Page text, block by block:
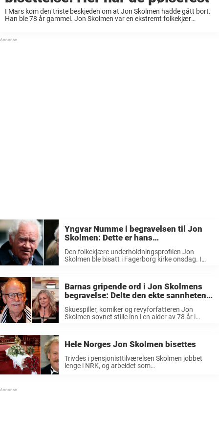
I Mars kom den triste beskjeden om at Jon Skolmen hadde gått bort.
Han ble 78 år gammel. Jon Skolmen var en ekstremt folkekjær
Yngvar Numme i begravelsen til Jon
Skolmen: Dette er hans
bortgang
Den folkekjære underholdningsprofilen Jon
Skolmen ble bisatt i Fagerborg kirke onsdag. I
Svendsen, Inger Lise ...
Barnas gripende ord i Jon Skolmens
begravelse: Delte den ekte sannheten
Skuespiller, komiker og revyforfatteren Jon
Skolmen sovnet stille inn i en alder av 78 år i
Hele Norges Jon Skolmen bisettes
Trivdes i pensjonisttilværelsen Skolmen jobbet
lenge i NRK, og arbeidet som